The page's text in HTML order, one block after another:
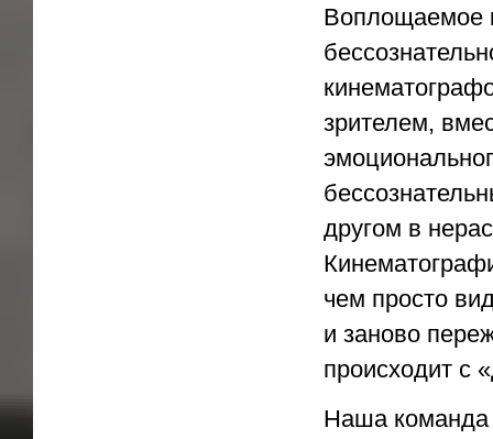
Воплощаемое
зрителем,
другом в
чем просто
и заново
происходит с
Наша команда